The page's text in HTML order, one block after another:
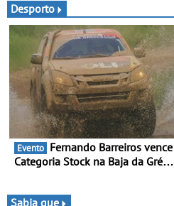
Desporto
Evento
Categoria Stock na Baja da Grécia
Sabia que